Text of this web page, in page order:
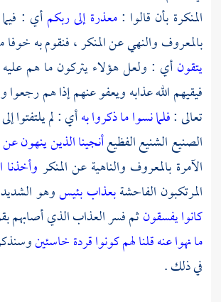
المنكرة بأن قالوا :معذرة إلى ربكمأي :
بالمعروف والنهي عن المنكر ، فنقوم به
يتقونأي : ولعل هؤلاء يتركون ما هم
فيقيهم الله عذابه ويعفو عنهم إذا هم رجعوا
تعالى :فلما نسوا ما ذكروا بهأي : لم يلتفتوا
الصنيع الشنيع الفظيعأنجينا الذين ينهون
الآمرة بالمعروف والناهية عن المنكر
المرتكبون الفاحشةبعذاب بئيسوهو الشديد
كانوا يفسقونثم فسر العذاب الذي أصابهم
ما نهوا عنه قلنا لهم كونوا قردة خاسئين
في ذلك .